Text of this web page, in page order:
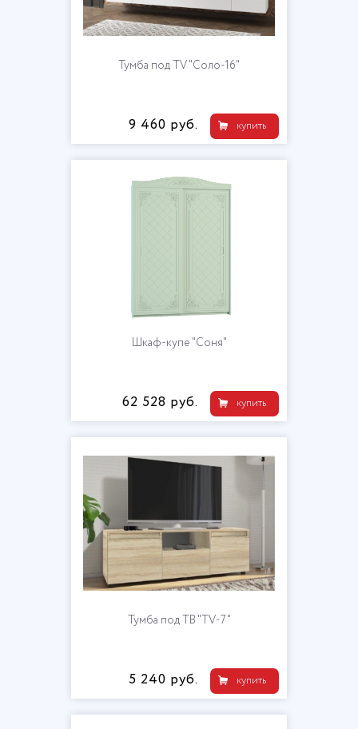
Тумба под TV "Соло-16"
купить
9 460 руб.
Шкаф-купе "Соня"
купить
62 528 руб.
Тумба под ТВ "TV-7"
купить
5 240 руб.